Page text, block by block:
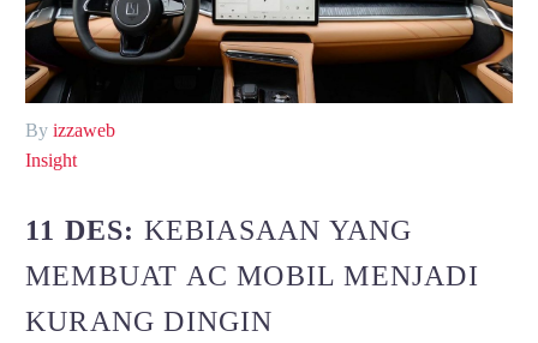
By izzaweb
Insight
11 DES: KEBIASAAN YANG
MEMBUAT AC MOBIL MENJADI
KURANG DINGIN